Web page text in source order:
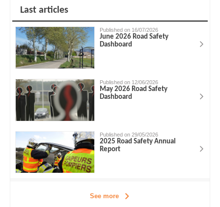
Last articles
Published on 16/07/2026
June 2026 Road Safety
Dashboard
Published on 12/06/2026
May 2026 Road Safety
Dashboard
Published on 29/05/2026
2025 Road Safety Annual
Report
See more